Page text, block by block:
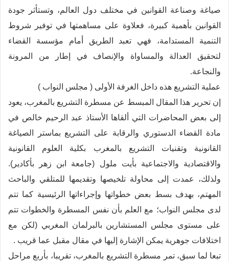
صياغة وصناعة القوانين في مختلف دول العالم، وتستأثر جودة
القوانين بأهمية كبيرة، فعلاوة على مساهمتها في توفير شروط
التنمية المستدامة، فهي تعبد الطريق أمام مؤسسة القضاء
لتحقيق العدالة والمساواة والإنصاف في إطار من المرونة
والنجاعة.
عملية التشريع هذه داخل الغرفة الأولى ( مجلس النواب )
إن تحرير هذا المقال المبسط عن مسطرة التشريع بالمغرب، يعود
إلى بعض المحاضرات التي ألقاها الأستاذ عبد الرحيم خالص في
مادة القضاء الدستوري والرقابة على التشريع بماستر الصياغة
القانونية وتقنيات التشريع بالمغرب بكلية العلوم القانونية
والاقتصادية والاجتماعية بأيت ملول (جامعة ابن زهر بأكادير).
ولذلك، عمدت إلى محاولة تلخيصها وتقديمها للمتلقي والباحث
المهتم، بهدف بسط بعض خطواتها وإجراءاتها الرئيسية كما تتم
لدى مجلس النواب؛ مع العلم بأن نفس المسطرة والخطوات تتم
على مستوى مجلس المستشارين بالبرلمان المغربي (لكن مع
اختلافات جوهرية يمكن الإشارة إليها في مقال مقبل عما قريب .
تبعا لما سبق، تمر مسطرة التشريع بالمغرب، تقريبا، بأربع مراحل